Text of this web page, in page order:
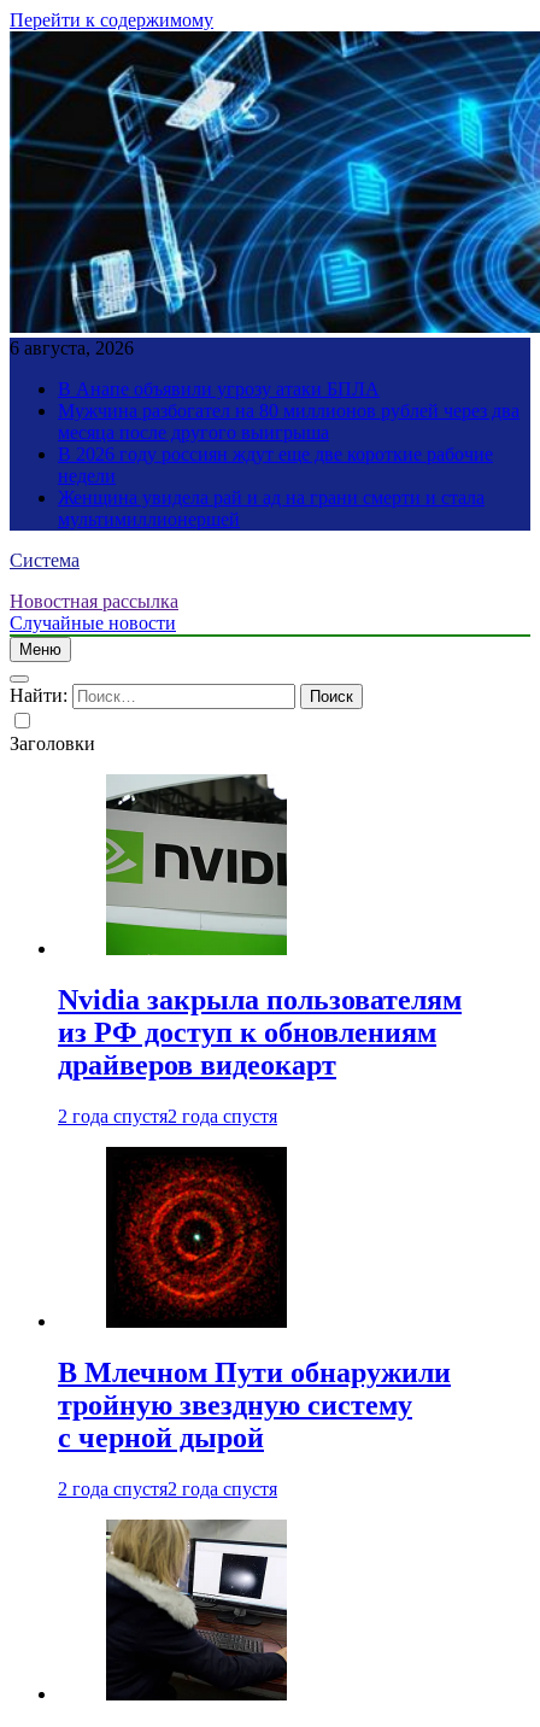
Перейти к содержимому
6 августа, 2026
В Анапе объявили угрозу атаки БПЛА
Мужчина разбогател на 80 миллионов рублей через два
месяца после другого выигрыша
В 2026 году россиян ждут еще две короткие рабочие
недели
Женщина увидела рай и ад на грани смерти и стала
мультимиллионершей
Система
Новостная рассылка
Случайные новости
Меню
Найти:
Заголовки
Nvidia закрыла пользователям
из РФ доступ к обновлениям
драйверов видеокарт
2 года спустя2 года спустя
В Млечном Пути обнаружили
тройную звездную систему
с черной дырой
2 года спустя2 года спустя